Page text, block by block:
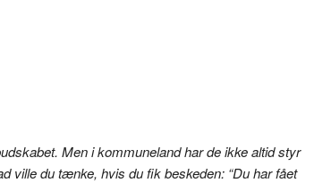
Men i kommuneland har de ikke altid styr
ville du tænke, hvis du fik beskeden: “Du har fået